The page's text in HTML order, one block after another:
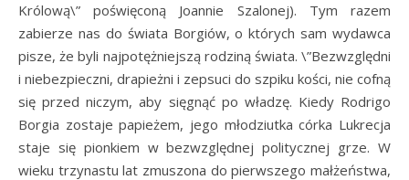
Królową\” poświęconą Joannie Szalonej). Tym razem
zabierze nas do świata Borgiów, o których sam wydawca
pisze, że byli najpotężniejszą rodziną świata. \”Bezwzględni
i niebezpieczni, drapieżni i zepsuci do szpiku kości, nie cofną
się przed niczym, aby sięgnąć po władzę. Kiedy Rodrigo
Borgia zostaje papieżem, jego młodziutka córka Lukrecja
staje się pionkiem w bezwzględnej politycznej grze. W
wieku trzynastu lat zmuszona do pierwszego małżeństwa,